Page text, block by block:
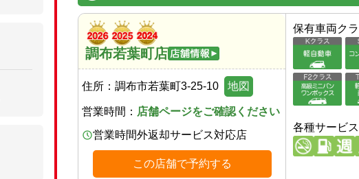
調布若葉町店
住所： 調布市若葉町3-25-10 地図
営業時間： 店舗ページをご確認ください
営業時間外返却サービス対応店
この店舗で予約する
保有車両ク
各種サービス